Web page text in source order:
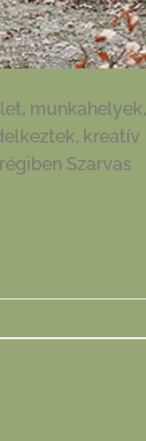
munkahelyek,
kreatív
Szarvas